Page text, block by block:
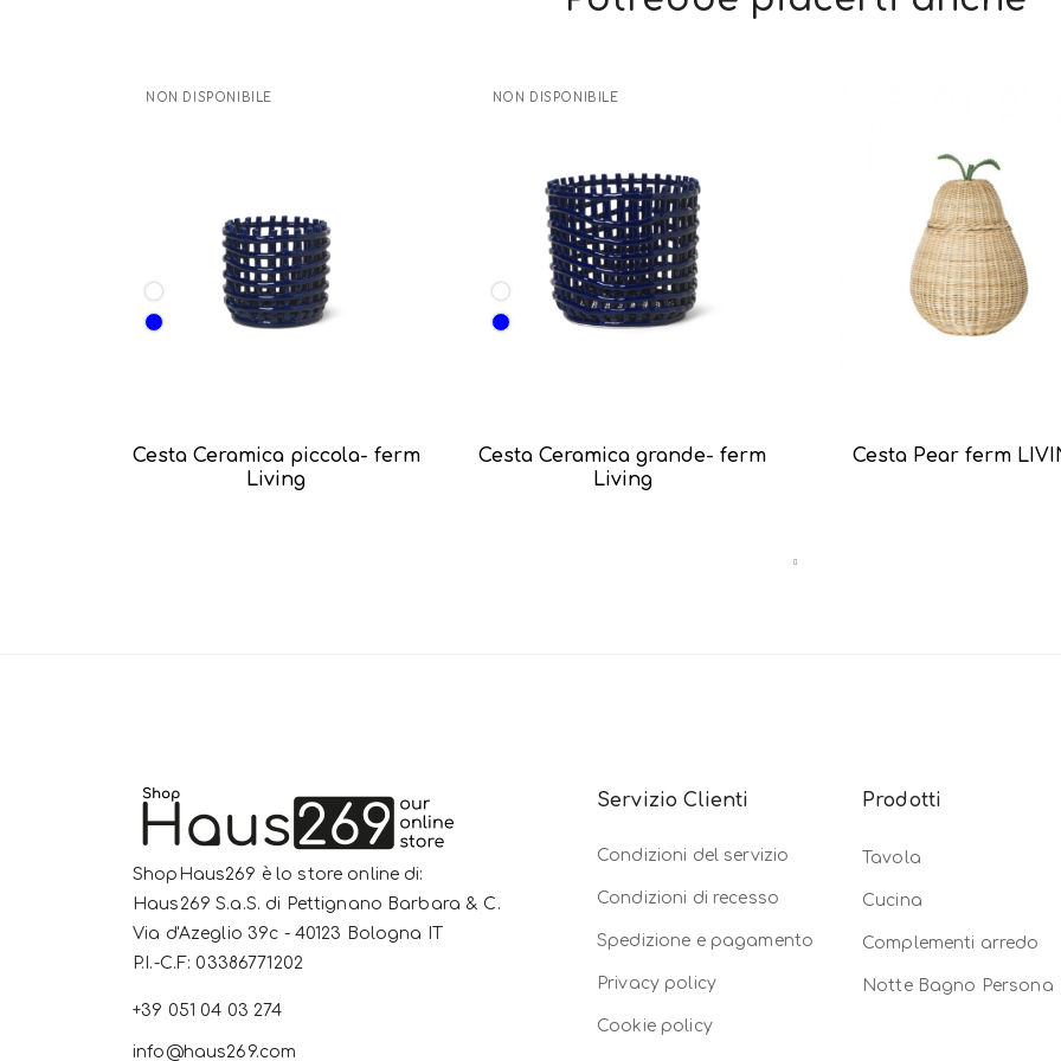
NON DISPONIBILE
Cesta Ceramica piccola- ferm
Living
NON DISPONIBILE
Cesta Ceramica grande- ferm
Living
Cesta Pear ferm
ShopHaus269 è lo store online di:
Haus269 S.a.S. di Pettignano Barbara & C.
Via d'Azeglio 39c - 40123 Bologna IT
P.I.-C.F: 03386771202
+39 051 04 03 274
info@haus269.com
Servizio Clienti
Condizioni del servizio
Condizioni di recesso
Spedizione e pagamento
Privacy policy
Cookie policy
Prodotti
Tavola
Cucina
Complementi arredo
Notte Bagno Persona